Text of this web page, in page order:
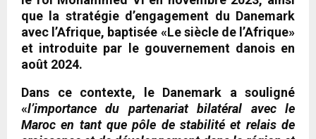
que la stratégie d’engagement du Danemark
avec l’Afrique, baptisée «Le siècle de l’Afrique»
et introduite par le gouvernement danois en
août 2024.
Dans ce contexte, le Danemark a souligné
«l’importance du partenariat bilatéral avec le
Maroc en tant que pôle de stabilité et relais de